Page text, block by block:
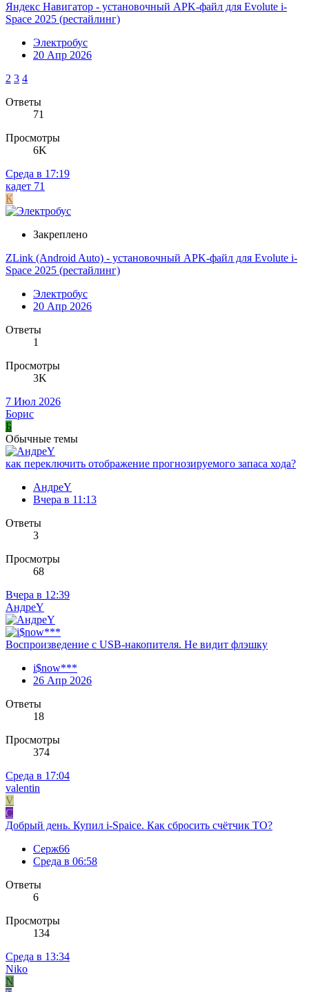
Яндекс Навигатор - установочный APK-файл для Evolute i-
Space 2025 (рестайлинг)
Электробус
20 Апр 2026
2 3 4
Ответы
71
Просмотры
6K
Среда в 17:19
кадет 71
К
Закреплено
ZLink (Android Auto) - установочный APK-файл для Evolute i-
Space 2025 (рестайлинг)
Электробус
20 Апр 2026
Ответы
1
Просмотры
3K
7 Июл 2026
Борис
Б
Обычные темы
как переключить отображение прогнозируемого запаса хода?
АндреY
Вчера в 11:13
Ответы
3
Просмотры
68
Вчера в 12:39
АндреY
Воспроизведение с USB-накопителя. Не видит флэшку
i$now***
26 Апр 2026
Ответы
18
Просмотры
374
Среда в 17:04
valentin
V
С
Добрый день. Купил i-Spaice. Как сбросить счётчик ТО?
Серж66
Среда в 06:58
Ответы
6
Просмотры
134
Среда в 13:34
Niko
N